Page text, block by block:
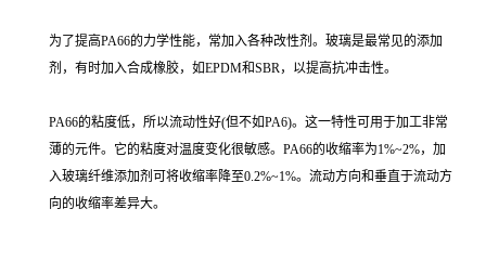
为了提高PA66的力学性能，常加入各种改性剂。玻璃是最常见的添加
剂，有时加入合成橡胶，如EPDM和SBR，以提高抗冲击性。
PA66的粘度低，所以流动性好(但不如PA6)。这一特性可用于加工非常
薄的元件。它的粘度对温度变化很敏感。PA66的收缩率为1%~2%，加
入玻璃纤维添加剂可将收缩率降至0.2%~1%。流动方向和垂直于流动方
向的收缩率差异大。